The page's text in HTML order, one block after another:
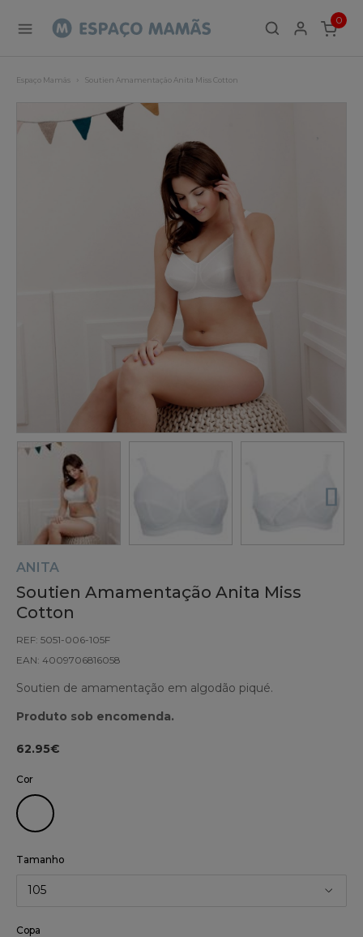
0
ITEMS
Espaço Mamãs Soutien Amamentação Anita Miss Cotton
ANITA
Soutien Amamentação Anita Miss
Cotton
REF: 5051-006-105F
EAN: 4009706816058
Soutien de amamentação em algodão piqué.
Produto sob encomenda.
62.95€
Cor
Tamanho
105
Copa